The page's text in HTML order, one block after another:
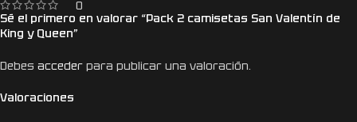
0
Valoraciones
Sé el primero en valorar “Pack 2 camisetas San Valentín de
King y Queen”
Debes acceder para publicar una valoración.